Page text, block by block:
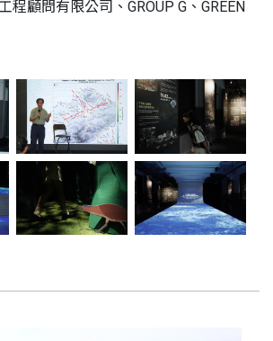
程顧問有限公司、GROUP G、GREEN